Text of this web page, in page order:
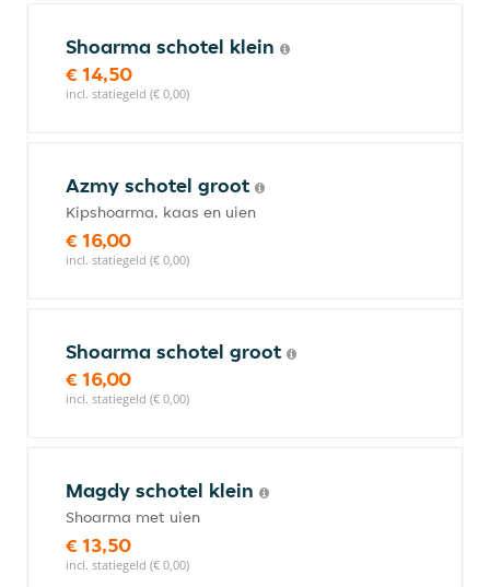
Shoarma schotel klein
€ 14,50
incl. statiegeld (€ 0,00)
Azmy schotel groot
Kipshoarma, kaas en uien
€ 16,00
incl. statiegeld (€ 0,00)
Shoarma schotel groot
€ 16,00
incl. statiegeld (€ 0,00)
Magdy schotel klein
Shoarma met uien
€ 13,50
incl. statiegeld (€ 0,00)